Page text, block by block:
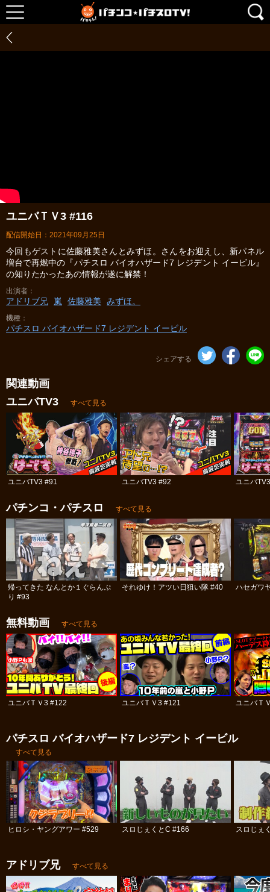
ユニバＴＶ3 #116
配信開始日：2021年09月25日
今回もゲストに佐藤雅美さんとみずほ。さんをお迎えし、新パネル
増台で再燃中の『パチスロ バイオハザード7 レジデント イービル』
の知りたかったあの情報が遂に解禁！
出演者
アドリブ兄 嵐 佐藤雅美 みずほ。
機種
パチスロ バイオハザード7 レジデント イービル
シェアする
関連動画
ユニバTV3
すべて見る
ユニバTV3 #91 ユニバTV3 #92 ユニバ
パチンコ・パチスロ すべて見る
帰ってきた なんとか１ぐらんぷ
り #93
それゆけ！アツい日狙い隊 #40 ハセガワ
無料動画 すべて見る
ユニバＴＶ3 #122 ユニバＴＶ3 #121 ユニバＴ
パチスロ バイオハザード7 レジデント イービル
すべて見る
ヒロシ・ヤングアワー #529 スロじぇくとC #166 スロじぇ
アドリブ兄 すべて見る